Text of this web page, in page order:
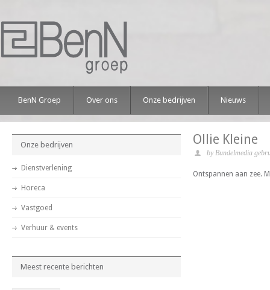
BenN Groep Over ons Onze bedrijven Nieuws
Ollie Kleine
by Bundelmedia
Ontspannen aan zee.
Onze bedrijven
Dienstverlening
Horeca
Vastgoed
Verhuur & events
Meest recente berichten